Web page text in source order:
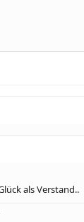
als Verstand..